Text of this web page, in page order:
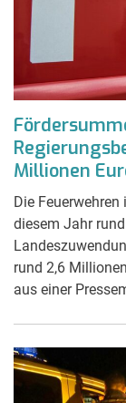
Millionen
Die
diesem Jahr
rund 2,6
aus einer